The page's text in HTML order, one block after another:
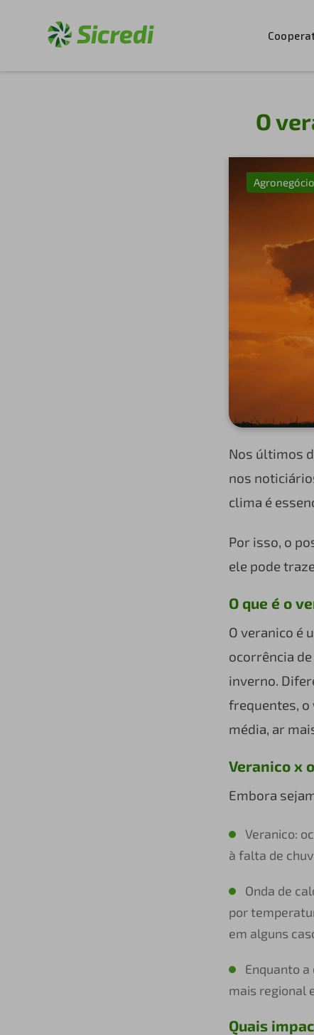
O
Agronegócio
Nos últimos
nos
clima é
Por isso, o
ele pode
O que é o
O veranico é
ocorrência
inverno.
frequentes, o
média, ar
Veranico x
Embora
Veranico:
à falta de
Onda de
por
em alguns
Enquanto
mais regional
Quais